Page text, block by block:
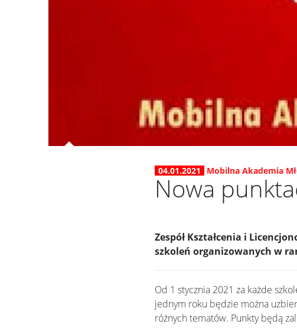
04.01.2021 Mobilna Akademia
Nowa
Zespół Kształcenia i
szkoleń organizowanych w
Od 1 stycznia 2021 za każde
jednym roku będzie można
różnych tematów. Punkty będą